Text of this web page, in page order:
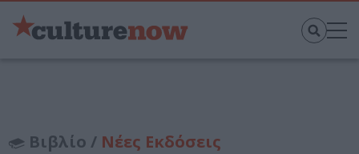
Βιβλίο / Νέες Εκδόσεις